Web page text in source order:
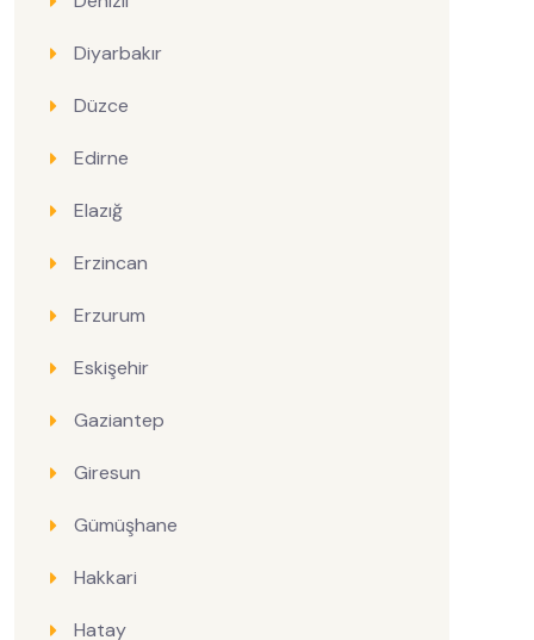
Diyarbakır
Düzce
Edirne
Elazığ
Erzincan
Erzurum
Eskişehir
Gaziantep
Giresun
Gümüşhane
Hakkari
Hatay